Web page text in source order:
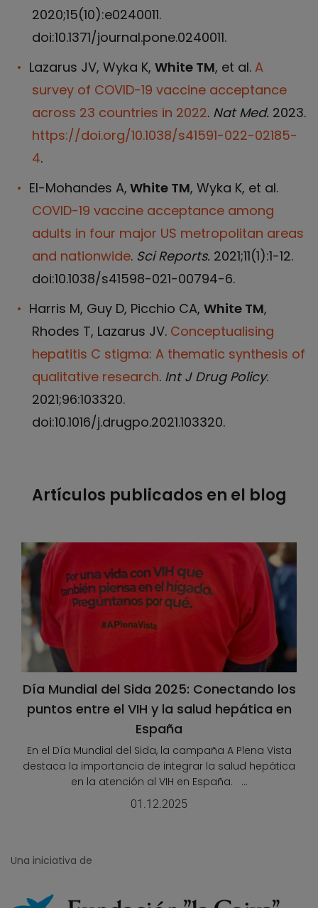
2020;15(10):e0240011.
doi:10.1371/journal.pone.0240011.
Lazarus JV, Wyka K, White TM, et al. A
survey of COVID-19 vaccine acceptance
across 23 countries in 2022. Nat Med. 2023.
https://doi.org/10.1038/s41591-022-02185-
4.
El-Mohandes A, White TM, Wyka K, et al.
COVID-19 vaccine acceptance among
adults in four major US metropolitan areas
and nationwide. Sci Reports. 2021;11(1):1-12.
doi:10.1038/s41598-021-00794-6.
Harris M, Guy D, Picchio CA, White TM,
Rhodes T, Lazarus JV. Conceptualising
hepatitis C stigma: A thematic synthesis of
qualitative research. Int J Drug Policy.
2021;96:103320.
doi:10.1016/j.drugpo.2021.103320.
Artículos publicados en el blog
Día Mundial del Sida 2025: Conectando los
puntos entre el VIH y la salud hepática en
España
En el Día Mundial del Sida, la campaña A Plena Vista
destaca la importancia de integrar la salud hepática
en la atención al VIH en España. ...
01.12.2025
Una iniciativa de